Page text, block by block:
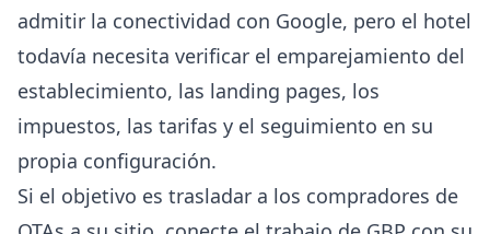
admitir la conectividad con Google, pero el hotel
todavía necesita verificar el emparejamiento del
establecimiento, las landing pages, los
impuestos, las tarifas y el seguimiento en su
propia configuración.
Si el objetivo es trasladar a los compradores de